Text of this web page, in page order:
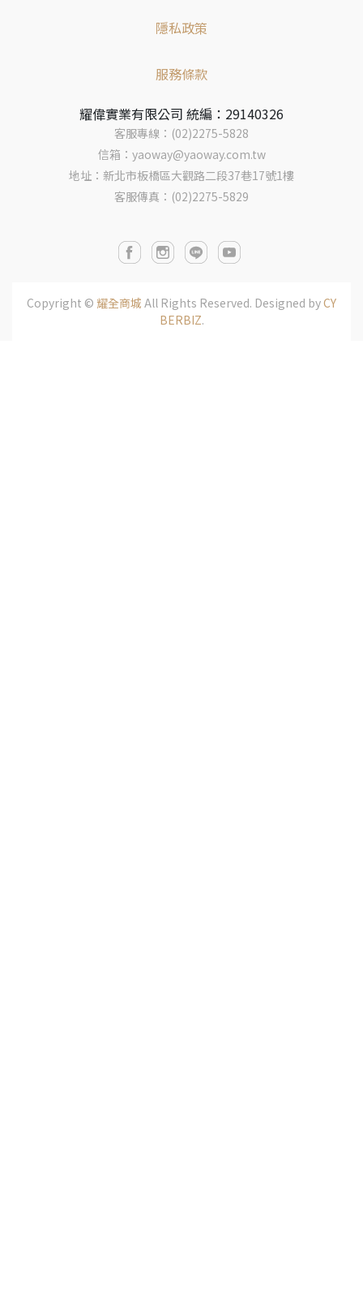
隱私政策
服務條款
耀偉實業有限公司 統編：29140326
客服專線：(02)2275-5828
信箱：yaoway@yaoway.com.tw
地址：新北市板橋區大觀路二段37巷17號1樓
客服傳真：(02)2275-5829
Copyright © 耀全商城 All Rights Reserved. Designed byCY
BERBIZ.